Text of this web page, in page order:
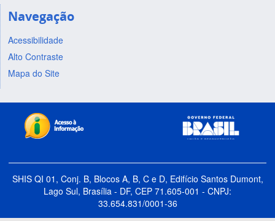
Navegação
Acessibilidade
Alto Contraste
Mapa do Site
SHIS QI 01, Conj. B, Blocos A, B, C e D, Edifício Santos Dumont,
Lago Sul, Brasília - DF, CEP 71.605-001 - CNPJ:
33.654.831/0001-36